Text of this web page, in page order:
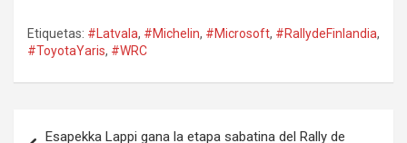
Etiquetas: #Latvala, #Michelin, #Microsoft, #RallydeFinlandia,
#ToyotaYaris, #WRC
Esapekka Lappi gana la etapa sabatina del Rally de